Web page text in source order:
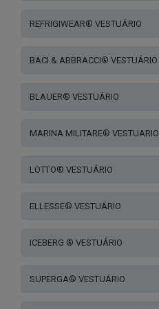
REFRIGIWEAR® VESTUÁRIO
BACI & ABBRACCI® VESTUÁRIO
BLAUER® VESTUÁRIO
MARINA MILITARE® VESTUARIO
LOTTO® VESTUÁRIO
ELLESSE® VESTUÁRIO
ICEBERG ® VESTUÁRIO
SUPERGA® VESTUÁRIO